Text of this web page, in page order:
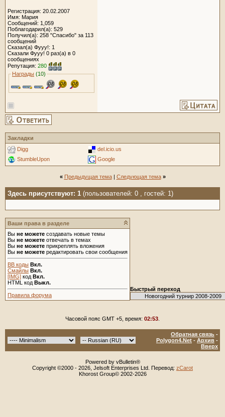
Регистрация: 20.02.2007
Имя: Мария
Сообщений: 1,059
Поблагодарил(а): 529
Получил(а): 258 "Спасибо" за 113
сообщений
Сказал(а) Фууу!: 1
Сказали Фууу! 0 раз(а) в 0
сообщениях
Репутация: 280
Награды (10)
Закладки
Digg
del.icio.us
StumbleUpon
Google
« Предыдущая тема| Следующая тема »
Здесь присутствуют: 1 (пользователей: 0 , гостей: 1)
Ваши права в разделе
Вы не можете создавать новые темы
Вы не можете отвечать в темах
Вы не можете прикреплять вложения
Вы не можете редактировать свои сообщения
BB коды Вкл.
Смайлы Вкл.
[IMG] код Вкл.
HTML код Выкл.
Правила форума
Быстрый переход
Часовой пояс GMT +5, время: 02:53
Обратная связь -
Polygon4.Net - Архив -
Вверх
Powered by vBulletin®
Copyright ©2000 - 2026, Jelsoft Enterprises Ltd. Перевод: zCarot
Khorost Group© 2002-2026